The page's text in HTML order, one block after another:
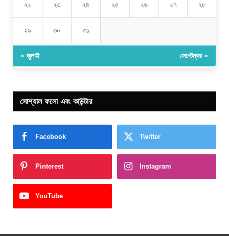
২২ ২৩ ২৪ ২৫ ২৬ ২৭ ২৮
২৯ ৩০ ৩১
« জুলাই সেপ্টেম্বর »
সোশ্যাল ফলো এবং কাউন্টার
Facebook Twitter
Pinterest Instagram
YouTube